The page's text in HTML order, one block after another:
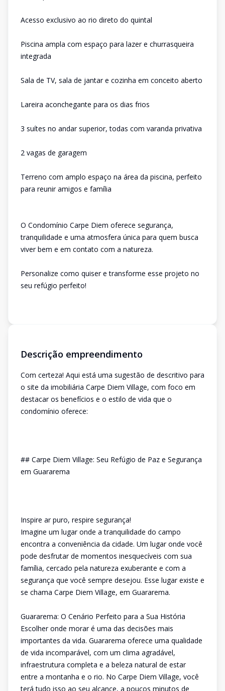
Acesso exclusivo ao rio direto do quintal
Piscina ampla com espaço para lazer e churrasqueira
integrada
Sala de TV, sala de jantar e cozinha em conceito aberto
Lareira aconchegante para os dias frios
3 suítes no andar superior, todas com varanda privativa
2 vagas de garagem
Terreno com amplo espaço na área da piscina, perfeito
para reunir amigos e família
O Condomínio Carpe Diem oferece segurança,
tranquilidade e uma atmosfera única para quem busca
viver bem e em contato com a natureza.
Personalize como quiser e transforme esse projeto no
seu refúgio perfeito!
Descrição empreendimento
Com certeza! Aqui está uma sugestão de descritivo para
o site da imobiliária Carpe Diem Village, com foco em
destacar os benefícios e o estilo de vida que o
condomínio oferece:
## Carpe Diem Village: Seu Refúgio de Paz e Segurança
em Guararema
Inspire ar puro, respire segurança!
Imagine um lugar onde a tranquilidade do campo
encontra a conveniência da cidade. Um lugar onde você
pode desfrutar de momentos inesquecíveis com sua
família, cercado pela natureza exuberante e com a
segurança que você sempre desejou. Esse lugar existe e
se chama Carpe Diem Village, em Guararema.
Guararema: O Cenário Perfeito para a Sua História
Escolher onde morar é uma das decisões mais
importantes da vida. Guararema oferece uma qualidade
de vida incomparável, com um clima agradável,
infraestrutura completa e a beleza natural de estar
entre a montanha e o rio. No Carpe Diem Village, você
terá tudo isso ao seu alcance, a poucos minutos de